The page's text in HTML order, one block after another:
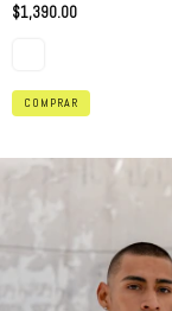
$1,390.00
COMPRAR